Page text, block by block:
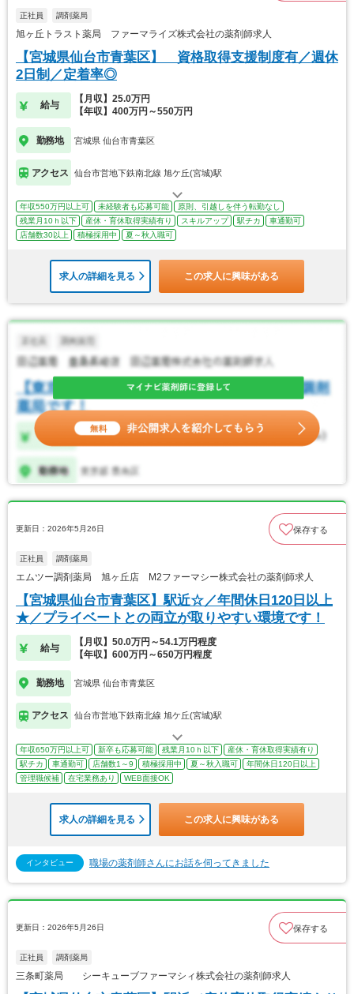
正社員 調剤薬局
旭ヶ丘トラスト薬局 ファーマライズ株式会社の薬剤師求人
【宮城県仙台市青葉区】 資格取得支援制度有／週休
2日制／定着率◎
給与
【月収】25.0万円
【年収】400万円～550万円
勤務地 宮城県 仙台市青葉区
アクセス 仙台市営地下鉄南北線 旭ケ丘(宮城)駅
年収550万円以上可 未経験者も応募可能
原則、引越しを伴う転勤なし
残業月10ｈ以下
産休・育休取得実績有り スキルアップ 駅チカ
車通勤可
店舗数30以上
積極採用中 夏～秋入職可
求人の詳細を見る この求人に興味がある
更新日：2026年5月26日 保存する
正社員 調剤薬局
エムツー調剤薬局 旭ヶ丘店 M2ファーマシー株式会社の薬剤師求人
【宮城県仙台市青葉区】駅近☆／年間休日120日以上
★／プライベートとの両立が取りやすい環境です！
給与
【月収】50.0万円～54.1万円程度
【年収】600万円～650万円程度
勤務地 宮城県 仙台市青葉区
アクセス 仙台市営地下鉄南北線 旭ケ丘(宮城)駅
年収650万円以上可 新卒も応募可能 残業月10ｈ以下
産休・育休取得実績有り
駅チカ
車通勤可 店舗数1～9 積極採用中 夏～秋入職可
年間休日120日以上
管理職候補
在宅業務あり WEB面接OK
求人の詳細を見る この求人に興味がある
インタビュー 職場の薬剤師さんにお話を伺ってきました
更新日：2026年5月26日 保存する
正社員 調剤薬局
三条町薬局 シーキューブファーマシィ株式会社の薬剤師求人